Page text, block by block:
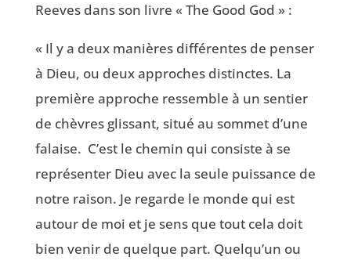
Reeves dans son livre « The Good God » :
« Il y a deux manières différentes de penser
à Dieu, ou deux approches distinctes. La
première approche ressemble à un sentier
de chèvres glissant, situé au sommet d’une
falaise. C’est le chemin qui consiste à se
représenter Dieu avec la seule puissance de
notre raison. Je regarde le monde qui est
autour de moi et je sens que tout cela doit
bien venir de quelque part. Quelqu’un ou